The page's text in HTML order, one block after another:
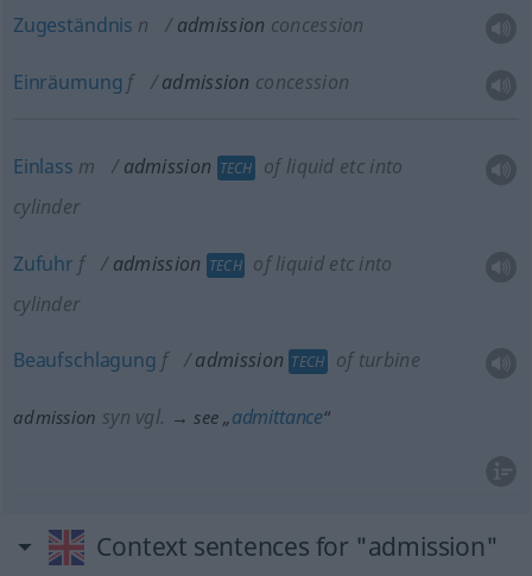
Zugeständnis n admission concession
Einräumung f admission concession
Einlass m admission TECH of liquid etc into
cylinder
Zufuhr f admission TECH of liquidetc into
cylinder
Beaufschlagung f admission TECH of turbine
admission syn vgl. → see „admittance“
Context sentences for "admission"